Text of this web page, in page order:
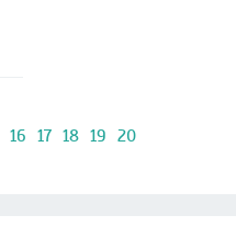
16 17 18 19 20